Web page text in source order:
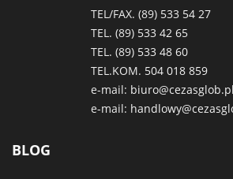
TEL/FAX. (89) 533 54 27
TEL. (89) 533 42 65
TEL. (89) 533 48 60
TEL.KOM. 504 018 859
e-mail: biuro@cezasglob.pl
e-mail:
BLOG